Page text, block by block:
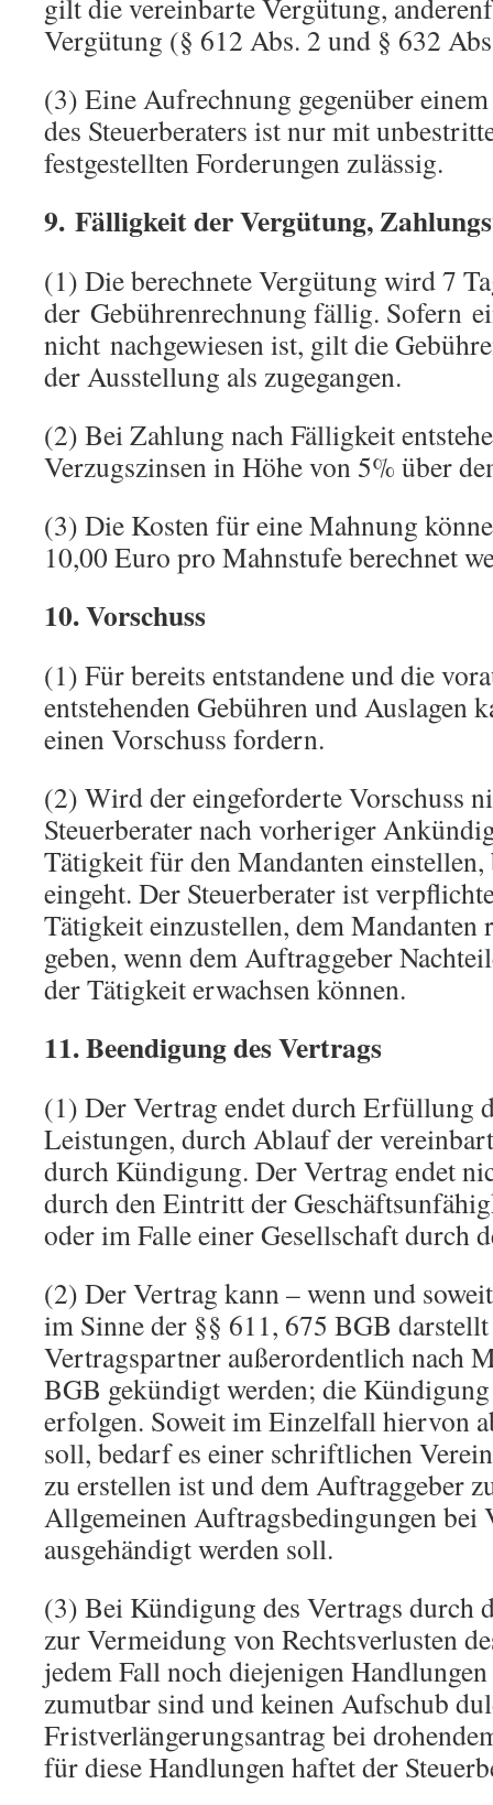
gilt die vereinbarte Vergütung,
Vergütung (§ 612 Abs. 2 und § 632
(3) Eine Aufrechnung gegenüber
des Steuerberaters ist nur mit
festgestellten Forderungen zulässig.
9. Fälligkeit der Vergütung,
(1) Die berechnete Vergütung wird 7
der Gebührenrechnung fällig. Sofern
nicht nachgewiesen ist, gilt die
der Ausstellung als zugegangen.
(2) Bei Zahlung nach Fälligkeit
Verzugszinsen in Höhe von 5% über
(3) Die Kosten für eine Mahnung
10,00 Euro pro Mahnstufe berechnet
10. Vorschuss
(1) Für bereits entstandene und die
entstehenden Gebühren und Auslagen
einen Vorschuss fordern.
(2) Wird der eingeforderte Vorschuss
Steuerberater nach vorheriger
Tätigkeit für den Mandanten einstellen,
eingeht. Der Steuerberater ist
Tätigkeit einzustellen, dem Mandanten
geben, wenn dem Auftraggeber
der Tätigkeit erwachsen können.
11. Beendigung des Vertrags
(1) Der Vertrag endet durch Erfüllung
Leistungen, durch Ablauf der
durch Kündigung. Der Vertrag endet
durch den Eintritt der
oder im Falle einer Gesellschaft durch
(2) Der Vertrag kann – wenn und
im Sinne der §§ 611, 675 BGB
Vertragspartner außerordentlich nach
BGB gekündigt werden; die
erfolgen. Soweit im Einzelfall hiervon
soll, bedarf es einer schriftlichen
zu erstellen ist und dem Auftraggeber
Allgemeinen Auftragsbedingungen bei
ausgehändigt werden soll.
(3) Bei Kündigung des Vertrags durch
zur Vermeidung von Rechtsverlusten
jedem Fall noch diejenigen
zumutbar sind und keinen Aufschub
Fristverlängerungsantrag bei
für diese Handlungen haftet der